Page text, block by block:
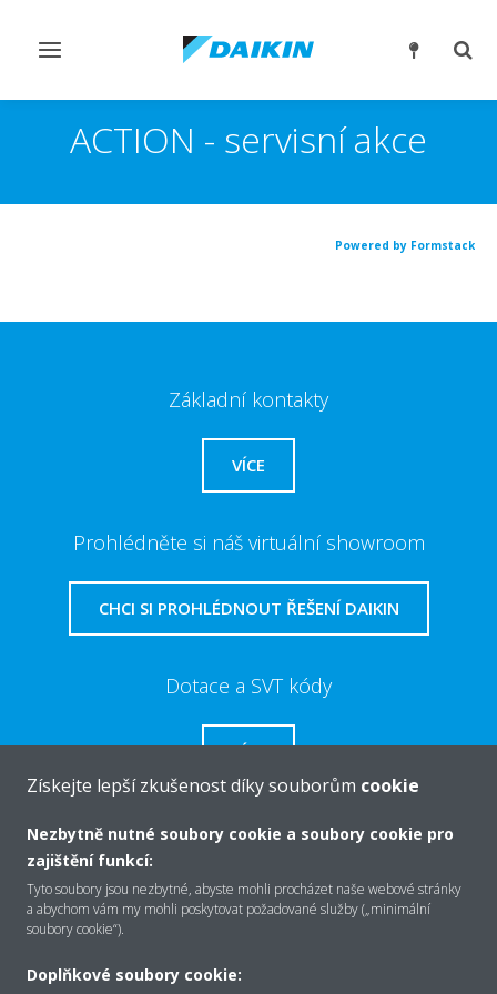
Přepnout
ACTION - servisní akce
Powered by Formstack
Základní kontakty
VÍCE
Prohlédněte si náš virtuální showroom
CHCI SI PROHLÉDNOUT ŘEŠENÍ DAIKIN
Dotace a SVT kódy
VÍCE
O společnosti Daikin
Řešení
Získejte lepší zkušenost díky souborům cookie
Nezbytně nutné soubory cookie a soubory cookie pro
zajištění funkcí:
Tyto soubory jsou nezbytné, abyste mohli procházet naše webové stránky
a abychom vám my mohli poskytovat požadované služby („minimální
soubory cookie“).
Doplňkové soubory cookie: